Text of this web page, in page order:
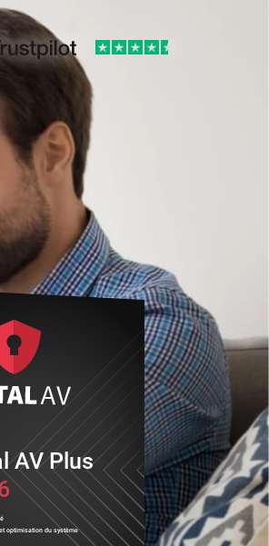
optimisation du système
AV Plus